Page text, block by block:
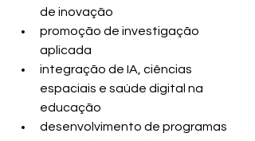
de inovação
promoção de investigação
aplicada
integração de IA, ciências
espaciais e saúde digital na
educação
desenvolvimento de programas